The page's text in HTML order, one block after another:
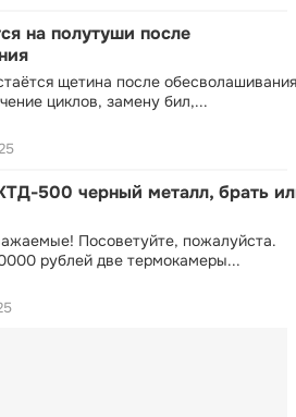
на полутуши после
щетина после
циклов, замену бил,...
500 черный металл, брать
Посоветуйте, пожалуйста.
рублей две термокамеры...